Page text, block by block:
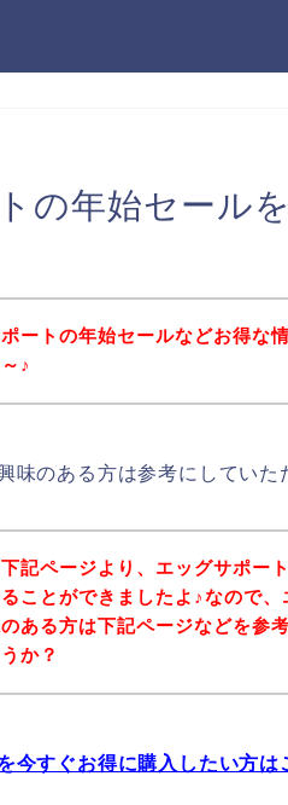
の年始セール
ートの年始セールなどお得な
♪
味のある方は参考にしていた
記ページより、エッグサポー
ことができましたよ♪なので
ある方は下記ページなどを参
か？
今すぐお得に購入したい方は